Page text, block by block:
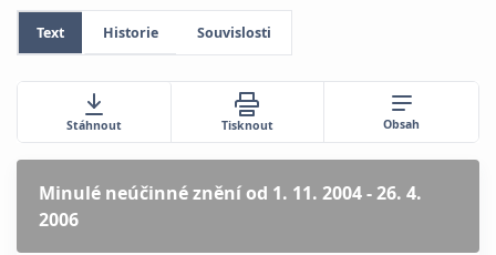
Text Historie Souvislosti
Stáhnout Tisknout Obsah
Minulé neúčinné zněníod 1. 11. 2004 - 26. 4.
2006